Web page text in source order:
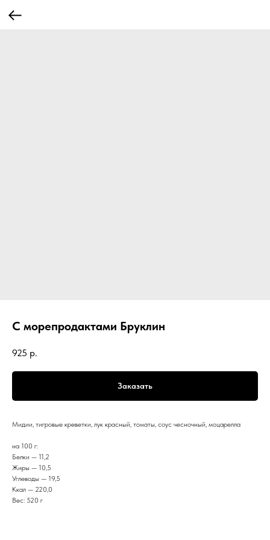
С морепродактами Бруклин
925 р.
Заказать
Мидии, тигровые креветки, лук красный, томаты, соус чесночный, моцарелла
на 100 г:
Белки — 11,2
Жиры — 10,5
Углеводы — 19,5
Ккал — 220,0
Вес: 520 г